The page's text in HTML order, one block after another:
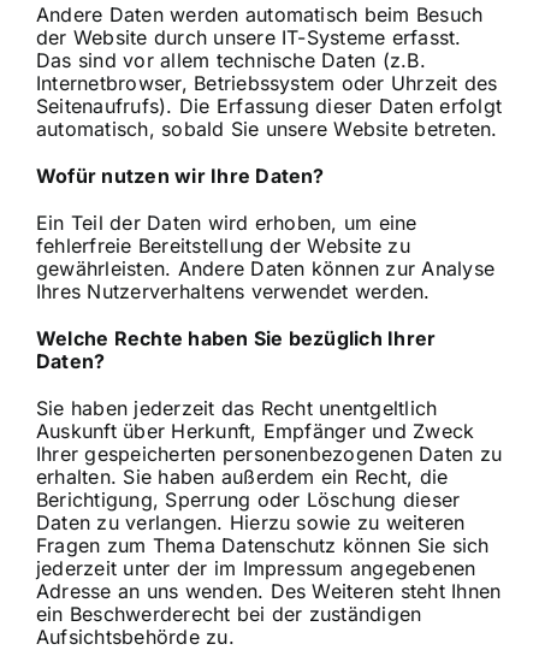
Andere Daten werden automatisch beim Besuch
der Website durch unsere IT-Systeme erfasst.
Das sind vor allem technische Daten (z.B.
Internetbrowser, Betriebssystem oder Uhrzeit des
Seitenaufrufs). Die Erfassung dieser Daten erfolgt
automatisch, sobald Sie unsere Website betreten.
Wofür nutzen wir Ihre Daten?
Ein Teil der Daten wird erhoben, um eine
fehlerfreie Bereitstellung der Website zu
gewährleisten. Andere Daten können zur Analyse
Ihres Nutzerverhaltens verwendet werden.
Welche Rechte haben Sie bezüglich Ihrer
Daten?
Sie haben jederzeit das Recht unentgeltlich
Auskunft über Herkunft, Empfänger und Zweck
Ihrer gespeicherten personenbezogenen Daten zu
erhalten. Sie haben außerdem ein Recht, die
Berichtigung, Sperrung oder Löschung dieser
Daten zu verlangen. Hierzu sowie zu weiteren
Fragen zum Thema Datenschutz können Sie sich
jederzeit unter der im Impressum angegebenen
Adresse an uns wenden. Des Weiteren steht Ihnen
ein Beschwerderecht bei der zuständigen
Aufsichtsbehörde zu.